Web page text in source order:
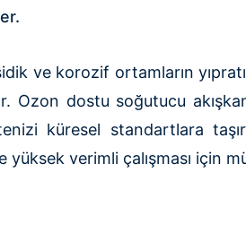
ve korozif ortamların
Ozon dostu soğutucu
küresel standartlara
verimli çalışması için